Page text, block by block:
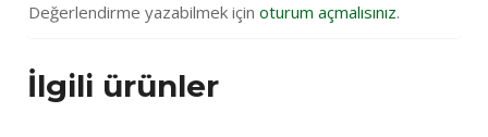
Değerlendirme yazabilmek için oturum açmalısınız.
İlgili ürünler